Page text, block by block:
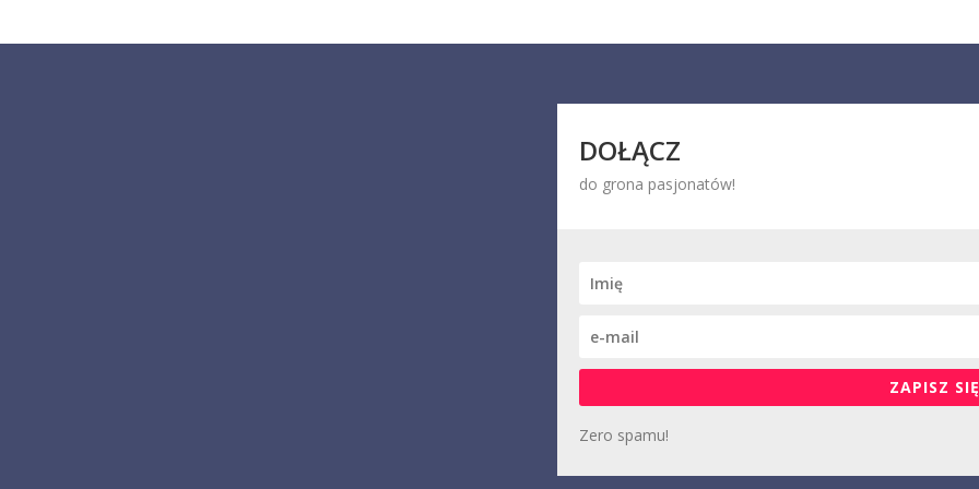
DOŁĄCZ
do grona pasjonatów!
ZAPISZ
Zero spamu!